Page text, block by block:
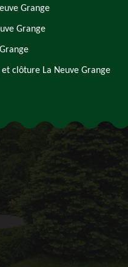
Grange
Grange
clôture La Neuve Grange